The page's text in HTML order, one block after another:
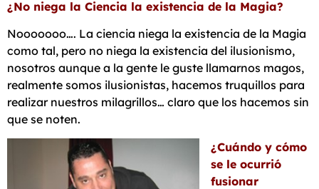
¿No niega la Ciencia la existencia de la Magia?
Nooooooo…. La ciencia niega la existencia de la Magia
como tal, pero no niega la existencia del ilusionismo,
nosotros aunque a la gente le guste llamarnos magos,
realmente somos ilusionistas, hacemos truquillos para
realizar nuestros milagrillos… claro que los hacemos sin
que se noten.
¿Cuándo y cómo
se le ocurrió
fusionar